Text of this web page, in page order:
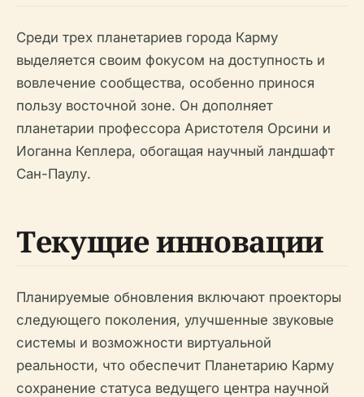
Среди трех планетариев города Карму
выделяется своим фокусом на доступность и
вовлечение сообщества, особенно принося
пользу восточной зоне. Он дополняет
планетарии профессора Аристотеля Орсини и
Иоганна Кеплера, обогащая научный ландшафт
Сан-Паулу.
Текущие инновации
Планируемые обновления включают проекторы
следующего поколения, улучшенные звуковые
системы и возможности виртуальной
реальности, что обеспечит Планетарию Карму
сохранение статуса ведущего центра научной